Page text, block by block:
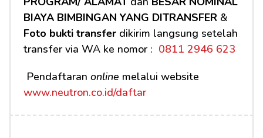
BIAYA BIMBINGAN YANG DITRANSFER
Foto bukti transfer dikirim langsung setelah
transfer via WA ke nomor : 0811 2946 623
Pendaftaran online
www.neutron.co.id/daftar